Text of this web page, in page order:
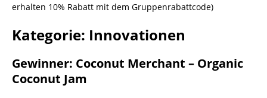
erhalten 10% Rabatt mit dem Gruppenrabattcode)
Kategorie: Innovationen
Gewinner: Coconut Merchant – Organic
Coconut Jam